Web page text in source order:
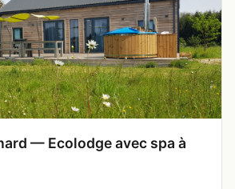
— Ecolodge avec spa à